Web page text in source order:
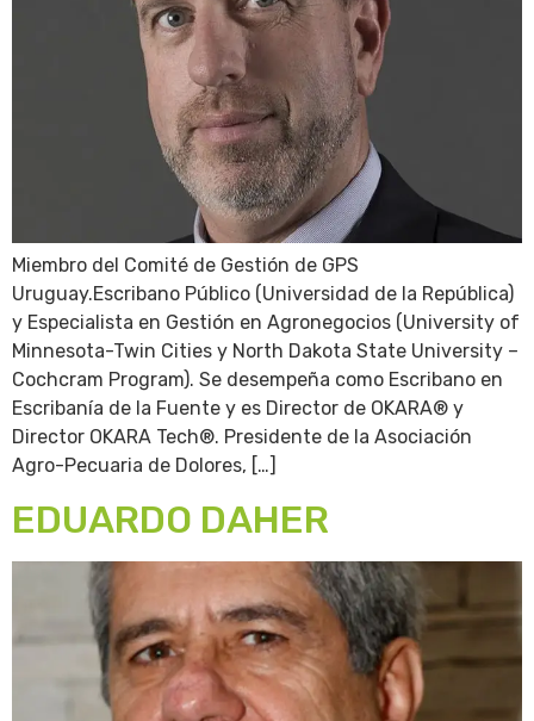
Miembro del Comité de Gestión de GPS
Uruguay.Escribano Público (Universidad de la República)
y Especialista en Gestión en Agronegocios (University of
Minnesota-Twin Cities y North Dakota State University –
Cochcram Program). Se desempeña como Escribano en
Escribanía de la Fuente y es Director de OKARA® y
Director OKARA Tech®. Presidente de la Asociación
Agro-Pecuaria de Dolores, […]
EDUARDO DAHER